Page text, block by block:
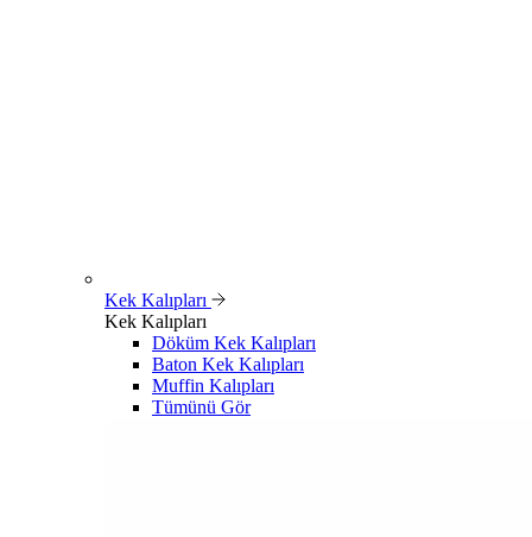
Kek Kalıpları
Kek Kalıpları
Döküm Kek Kalıpları
Baton Kek Kalıpları
Muffin Kalıpları
Tümünü Gör